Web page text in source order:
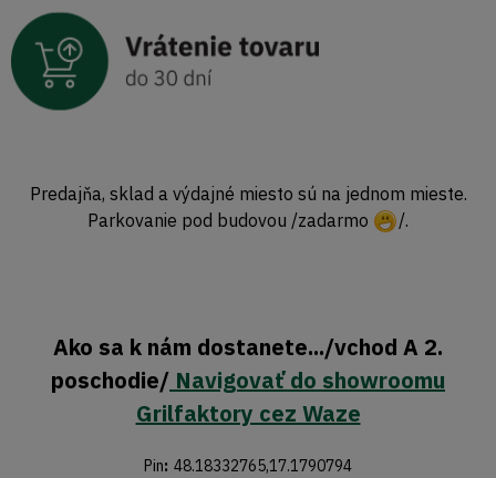
Predajňa, sklad a výdajné miesto sú na jednom mieste.
Parkovanie pod budovou /zadarmo
/.
Ako sa k nám dostanete.../vchod A 2.
poschodie/ Navigovať do showroomu
Grilfaktory cez Waze
Pin: 48.18332765,17.1790794